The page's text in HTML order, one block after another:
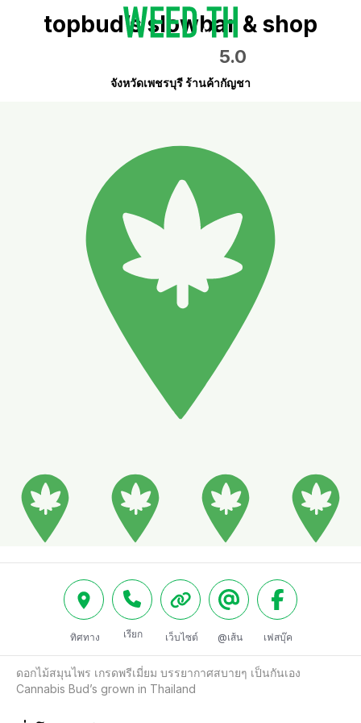
topbud’s slowbar & shop
5.0
จังหวัดเพชรบุรี ร้านค้ากัญชา
ทิศทาง เรียก เว็บไซต์ @เส้น เฟสบุ๊ค
ดอกไม้สมุนไพร เกรดพรีเมี่ยม บรรยากาศสบายๆ เป็นกันเอง
Cannabis Bud’s grown in Thailand